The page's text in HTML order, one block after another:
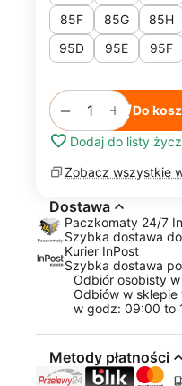
85F 85G 85H
95D
95E 95F
+
− Do
Dodaj do listy
Zobacz wszystkie
Dostawa
Paczkomaty 24/7
Szybka dostawa
Kurier InPost
Szybka dostawa
Odbiór osobisty
Odbiów w sklepie
w godz: 09:00 to
Metody płatności